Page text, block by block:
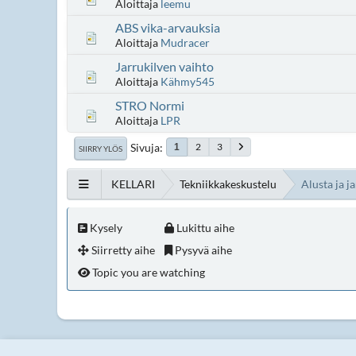
Aloittaja leemu
ABS vika-arvauksia
Aloittaja Mudracer
Jarrukilven vaihto
Aloittaja Kähmy545
STRO Normi
Aloittaja LPR
SIIRRY YLÖS Sivuja 1 2 3
KELLARI Tekniikkakeskustelu Alusta ja
Kysely
Siirretty aihe
Lukittu aihe
Pysyvä aihe
Topic you are watching